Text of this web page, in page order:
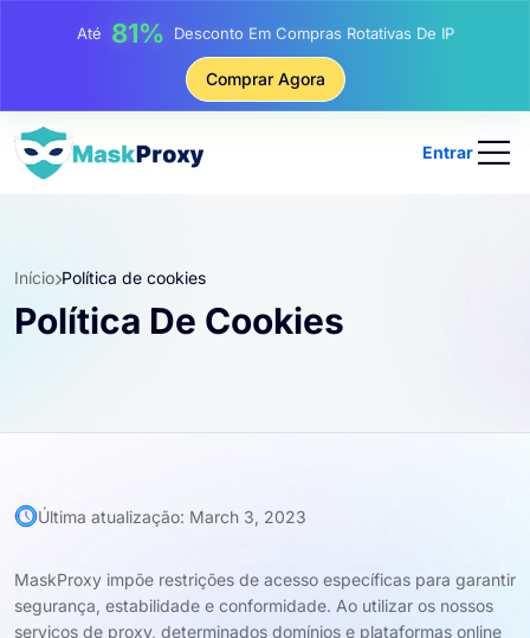
Até 81% Desconto Em Compras Rotativas De IP
Comprar Agora
Entrar
Início Política de cookies
Política De Cookies
Última atualização: March 3, 2023
MaskProxy impõe restrições de acesso específicas para garantir
segurança, estabilidade e conformidade. Ao utilizar os nossos
serviços de proxy, determinados domínios e plataformas online